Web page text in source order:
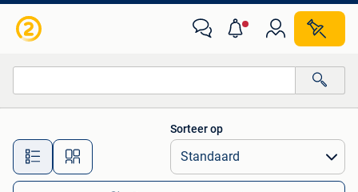
Alle afstanden…
Sorteer op